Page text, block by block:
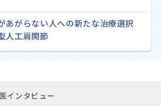
あがらない人への新たな治療選択
工肩関節
インタビュー